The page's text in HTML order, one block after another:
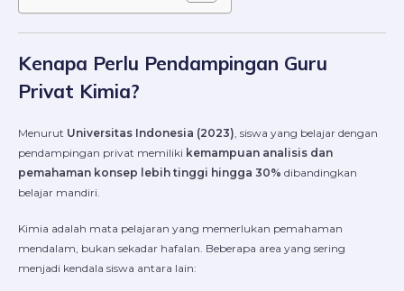
Kenapa Perlu Pendampingan Guru
Privat Kimia?
Menurut Universitas Indonesia (2023) , siswa yang belajar dengan
pendampingan privat memiliki kemampuan analisis dan
pemahaman konsep lebih tinggi hingga 30% dibandingkan
belajar mandiri.
Kimia adalah mata pelajaran yang memerlukan pemahaman
mendalam, bukan sekadar hafalan. Beberapa area yang sering
menjadi kendala siswa antara lain: